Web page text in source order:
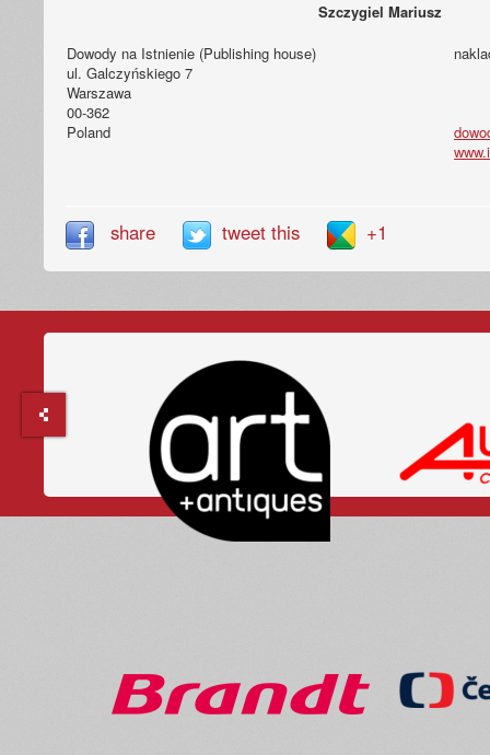
Szczygiel Mariusz
Dowody na Istnienie (Publishing house)
ul. Galczyńskiego 7
Warszawa
00-362
Poland
share tweet this +1